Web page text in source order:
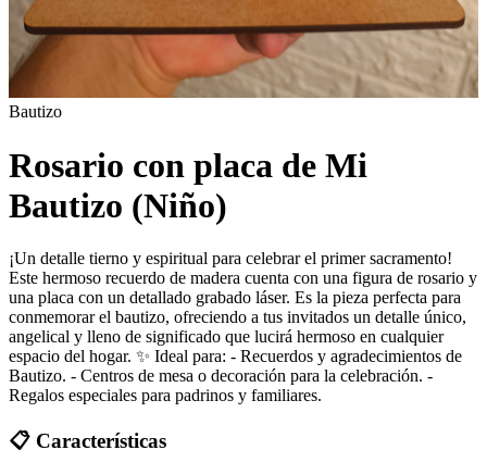
Bautizo
Rosario con placa de Mi
Bautizo (Niño)
¡Un detalle tierno y espiritual para celebrar el primer sacramento!
Este hermoso recuerdo de madera cuenta con una figura de rosario y
una placa con un detallado grabado láser. Es la pieza perfecta para
conmemorar el bautizo, ofreciendo a tus invitados un detalle único,
angelical y lleno de significado que lucirá hermoso en cualquier
espacio del hogar. ✨ Ideal para: - Recuerdos y agradecimientos de
Bautizo. - Centros de mesa o decoración para la celebración. -
Regalos especiales para padrinos y familiares.
📋 Características